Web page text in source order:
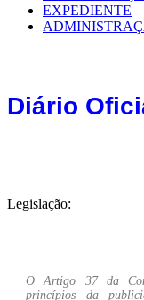
EXPEDIENTE
Diário
Legislação:
O Artigo 37 da
princípios da